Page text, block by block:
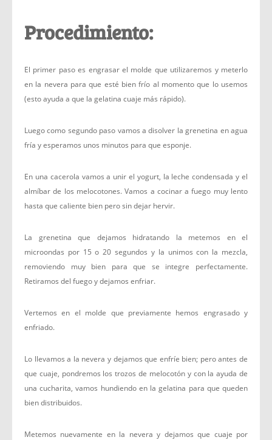
Procedimiento:
El primer paso es engrasar el molde que utilizaremos y meterlo
en la nevera para que esté bien frío al momento que lo usemos
(esto ayuda a que la gelatina cuaje más rápido).
Luego como segundo paso vamos a disolver la grenetina en agua
fría y esperamos unos minutos para que esponje.
En una cacerola vamos a unir el yogurt, la leche condensada y el
almíbar de los melocotones. Vamos a cocinar a fuego muy lento
hasta que caliente bien pero sin dejar hervir.
La grenetina que dejamos hidratando la metemos en el
microondas por 15 o 20 segundos y la unimos con la mezcla,
removiendo muy bien para que se integre perfectamente.
Retiramos del fuego y dejamos enfriar.
Vertemos en el molde que previamente hemos engrasado y
enfriado.
Lo llevamos a la nevera y dejamos que enfríe bien; pero antes de
que cuaje, pondremos los trozos de melocotón y con la ayuda de
una cucharita, vamos hundiendo en la gelatina para que queden
bien distribuidos.
Metemos nuevamente en la nevera y dejamos que cuaje por